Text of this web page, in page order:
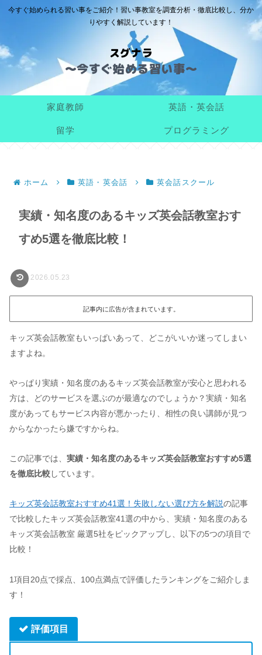
今すぐ始められる習い事をご紹介！習い事教室を調査分析・徹底比較し、分か
りやすく解説しています！
スグナラ
家庭教師 英語・英会話
留学 プログラミング
ホーム 英語・英会話 英会話スクール
実績・知名度のあるキッズ英会話教室おす
すめ5選を徹底比較！
2026.05.23
記事内に広告が含まれています。
キッズ英会話教室もいっぱいあって、どこがいいか迷ってしまい
ますよね。
やっぱり実績・知名度のあるキッズ英会話教室が安心と思われる
方は、どのサービスを選ぶのが最適なのでしょうか？実績・知名
度があってもサービス内容が悪かったり、相性の良い講師が見つ
からなかったら嫌ですからね。
この記事では、 実績・知名度のあるキッズ英会話教室おすすめ5選
を徹底比較しています。
キッズ英会話教室おすすめ41選！失敗しない選び方を解説の記事
で比較したキッズ英会話教室41選の中から、実績・知名度のある
キッズ英会話教室 厳選5社をピックアップし、以下の5つの項目で
比較！
1項目20点で採点、100点満点で評価したランキングをご紹介しま
す！
評価項目